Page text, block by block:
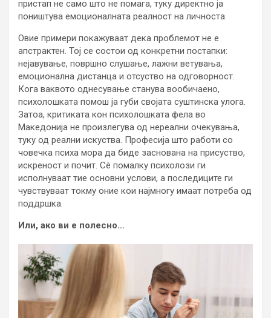
пристап не само што не помага, туку директно ја
поништува емоционалната реалност на личноста.
Овие примери покажуваат дека проблемот не е
апстрактен. Тој се состои од конкретни постапки:
нејавување, површно слушање, лажни ветувања,
емоционална дистанца и отсуство на одговорност.
Кога ваквото однесување станува вообичаено,
психолошката помош ја губи својата суштинска улога.
Затоа, критиката кон психолошката фела во
Македонија не произлегува од нереални очекувања,
туку од реални искуства. Професија што работи со
човечка психа мора да биде заснована на присуство,
искреност и почит. Сè помалку психолози ги
исполнуваат тие основни услови, а последиците ги
чувствуваат токму оние кои најмногу имаат потреба од
поддршка.
Или, ако ви е полесно…